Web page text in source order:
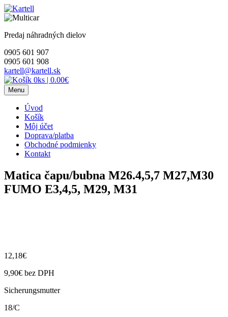
Skip
to
Predaj náhradných dielov
0905 601 907
0905 601 908
kartell@kartell.sk
0ks | 0.00€
Menu
Úvod
Košík
Môj účet
Doprava/platba
Obchodné podmienky
Kontakt
Matica čapu/bubna M26.4,5,7 M27,M30
FUMO E3,4,5, M29, M31
12,18€
9,90€ bez DPH
Sicherungsmutter
18/C